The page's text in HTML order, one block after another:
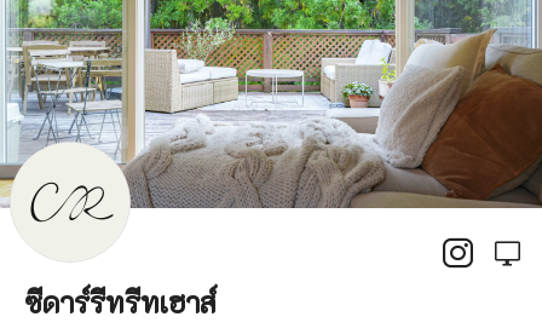
ซีดาร์รีทรีทเฮาส์